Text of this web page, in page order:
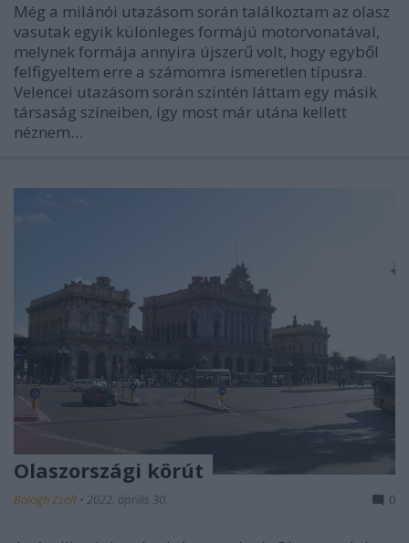
Még a milánói utazásom során találkoztam az olasz
vasutak egyik különleges formájú motorvonatával,
melynek formája annyira újszerű volt, hogy egyből
felfigyeltem erre a számomra ismeretlen típusra.
Velencei utazásom során szintén láttam egy másik
társaság színeiben, így most már utána kellett
néznem…
Olaszországi körút
Balogh Zsolt • 2022. április 30. 0